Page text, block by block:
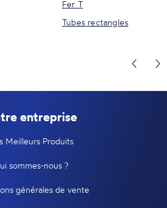
Fer T
Tubes rectangles
entreprise
Meilleurs Produits
sommes-nous ?
générales de vente